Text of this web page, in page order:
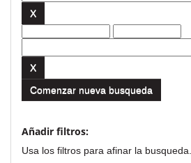
Comenzar nueva busqueda
Añadir filtros:
Usa los filtros para afinar la busqueda.